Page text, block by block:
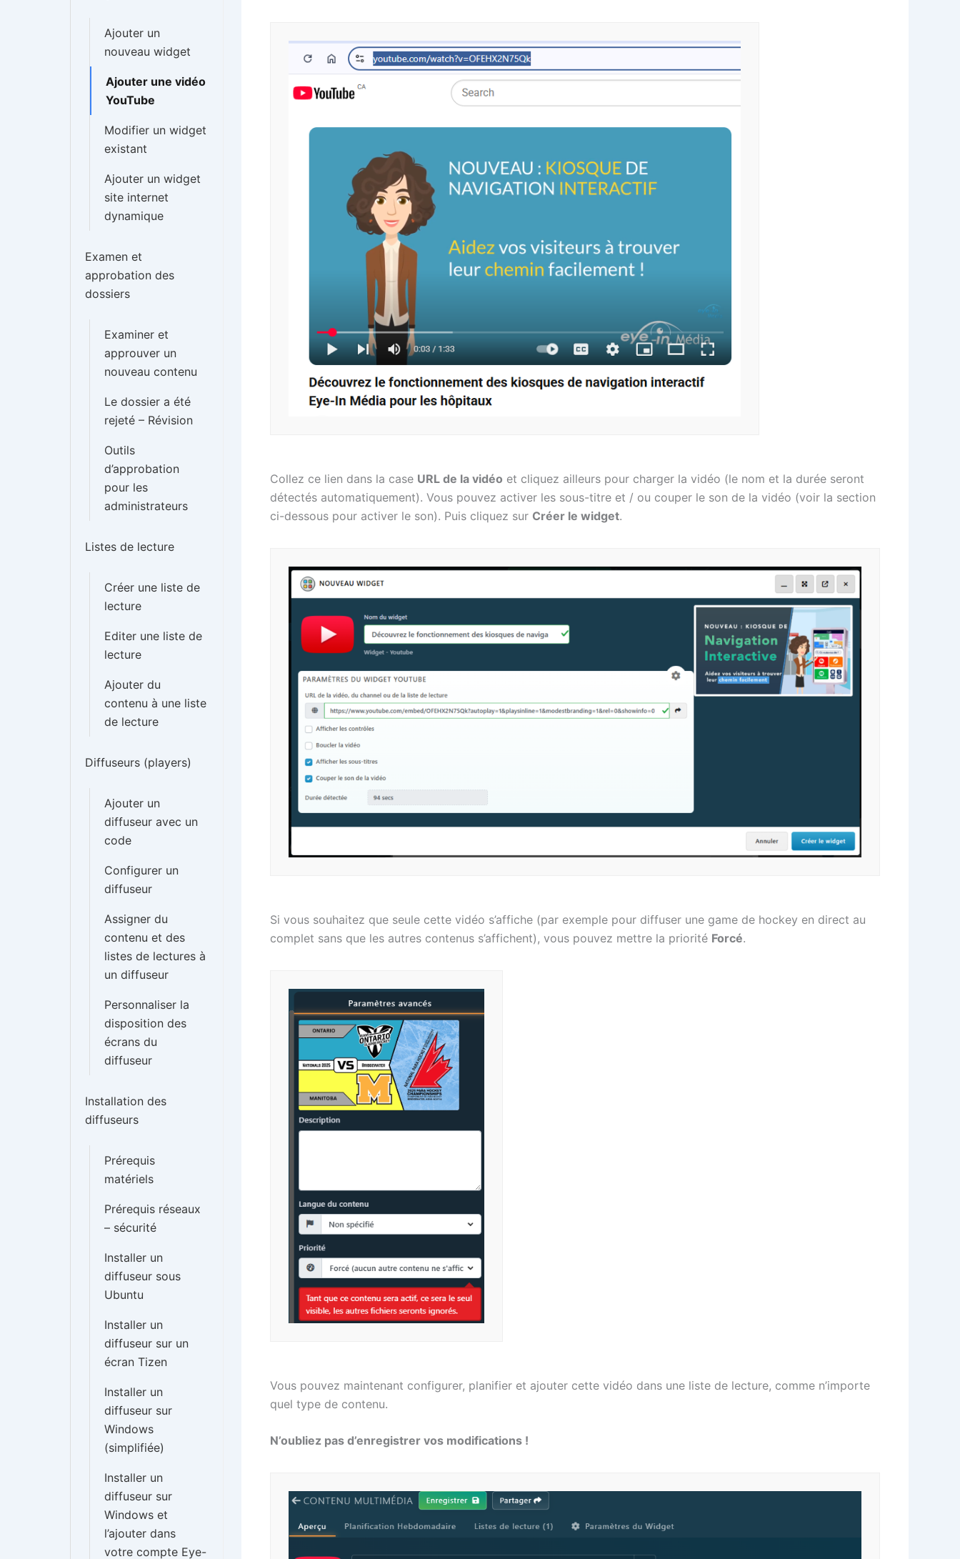
Ajouter un
nouveau widget
Ajouter une vidéo
YouTube
Modifier un widget
existant
Ajouter un widget
site internet
dynamique
Examen et
approbation des
dossiers
Examiner et
approuver un
nouveau contenu
Le dossier a été
rejeté – Révision
Outils
d’approbation
pour les
administrateurs
Listes de lecture
Créer une liste de
lecture
Editer une liste de
lecture
Ajouter du
contenu à une liste
de lecture
Diffuseurs (players)
Ajouter un
diffuseur avec un
code
Configurer un
diffuseur
Assigner du
contenu et des
listes de lectures à
un diffuseur
Personnaliser la
disposition des
écrans du
diffuseur
Installation des
diffuseurs
Prérequis
matériels
Prérequis réseaux
– sécurité
Installer un
diffuseur sous
Ubuntu
Installer un
diffuseur sur un
écran Tizen
Installer un
diffuseur sur
Windows
(simplifiée)
Installer un
diffuseur sur
Windows et
l’ajouter dans
votre compte Eye-
Collez ce lien dans la case URL de la vidéo et cliquez ailleurs pour charger la vidéo (le nom et la durée seront
détectés automatiquement). Vous pouvez activer les sous-titre et / ou couper le son de la vidéo (voir la section
ci-dessous pour activer le son). Puis cliquez sur Créer le widget.
Si vous souhaitez que seule cette vidéo s’affiche (par exemple pour diffuser une game de hockey en direct au
complet sans que les autres contenus s’affichent), vous pouvez mettre la priorité Forcé.
Vous pouvez maintenant configurer, planifier et ajouter cette vidéo dans une liste de lecture, comme n’importe
quel type de contenu.
N’oubliez pas d’enregistrer vos modifications !